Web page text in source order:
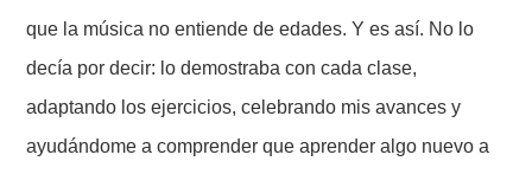
que la música no entiende de edades. Y es así. No lo
decía por decir: lo demostraba con cada clase,
adaptando los ejercicios, celebrando mis avances y
ayudándome a comprender que aprender algo nuevo a